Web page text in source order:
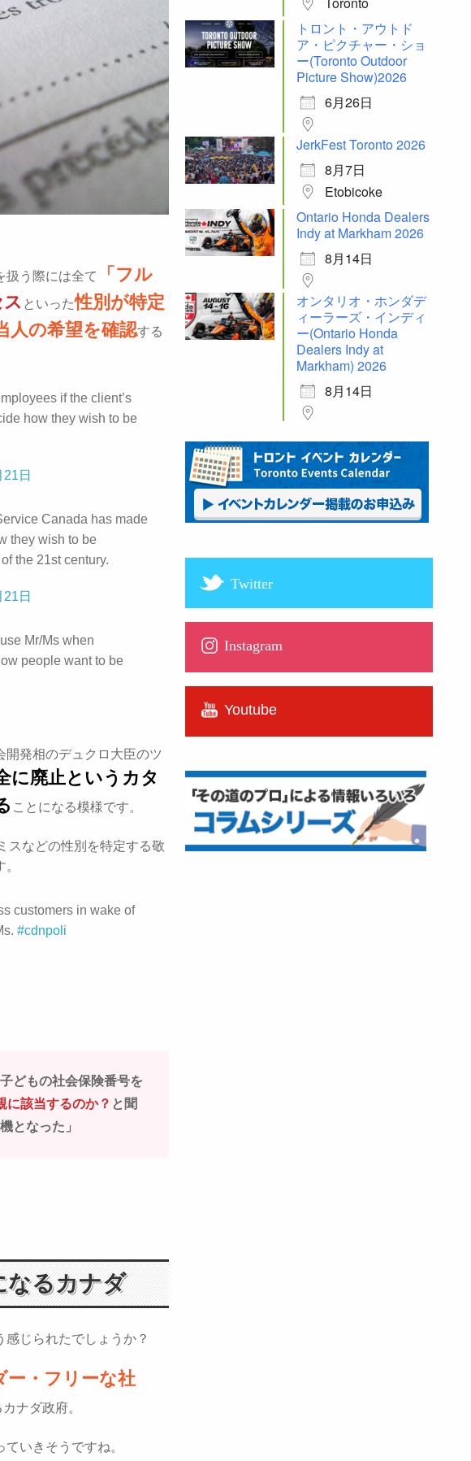
扱う際には全て
「フル
ス といった性別が特定
人の希望を確認する
if the client’s
how they wish to be
日
Canada has made
they wish to be
the 21st century.
日
Mr/Ms when
people want to be
発相のデュクロ大臣のツ
に廃止というカタ
ことになる模様です。
スなどの性別を特定する敬
customers in wake of
#cdnpoli
どもの社会保険番号を
に該当するのか？ と聞
となった」
なるカナダ
じられたでしょうか？
ー・フリーな社
ナダ政府。
いきそうですね。
トロント・アウトド
ア・ピクチャー・ショ
ー(Toronto Outdoor
Picture Show)2026
6月26日
JerkFest Toronto 2026
8月7日
Etobicoke
Ontario Honda Dealers
Indy at Markham 2026
8月14日
オンタリオ・ホンダデ
ィーラーズ・インディ
ー(Ontario Honda
Dealers Indy at
Markham) 2026
8月14日
Twitter
Instagram
Youtube